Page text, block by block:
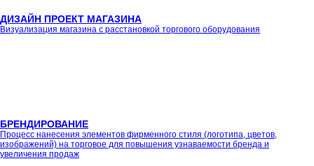
ДИЗАЙН ПРОЕКТ МАГАЗИНА
Визуализация магазина с расстановкой торгового оборудования
БРЕНДИРОВАНИЕ
Процесс нанесения элементов фирменного стиля (логотипа, цветов,
изображений) на торговое для повышения узнаваемости бренда и
увеличения продаж